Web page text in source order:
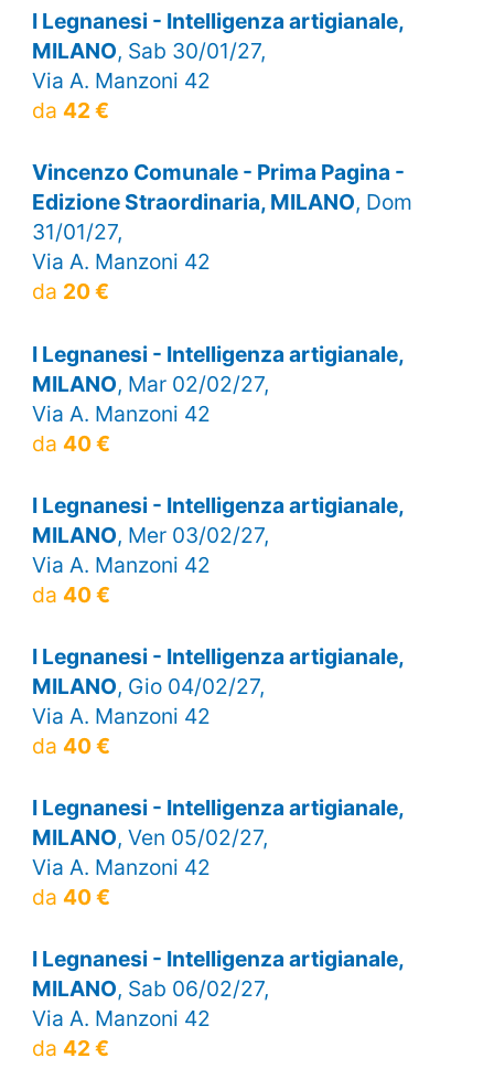
I Legnanesi - Intelligenza artigianale,
MILANO, Sab 30/01/27,
Via A. Manzoni 42
da 42 €
Vincenzo Comunale - Prima Pagina -
Edizione Straordinaria, MILANO, Dom
31/01/27,
Via A. Manzoni 42
da 20 €
I Legnanesi - Intelligenza artigianale,
MILANO, Mar 02/02/27,
Via A. Manzoni 42
da 40 €
I Legnanesi - Intelligenza artigianale,
MILANO, Mer 03/02/27,
Via A. Manzoni 42
da 40 €
I Legnanesi - Intelligenza artigianale,
MILANO, Gio 04/02/27,
Via A. Manzoni 42
da 40 €
I Legnanesi - Intelligenza artigianale,
MILANO, Ven 05/02/27,
Via A. Manzoni 42
da 40 €
I Legnanesi - Intelligenza artigianale,
MILANO, Sab 06/02/27,
Via A. Manzoni 42
da 42 €